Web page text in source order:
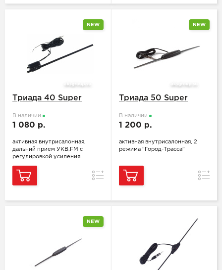
NEW
Триада 40 Super
В наличии
1 080 р.
активная внутрисалонная,
дальний прием УКВ,FM с
регулировкой усиления
Сравнение
NEW
Триада 50 Super
В наличии
1 200 р.
активная внутрисалонная, 2
режима "Город-Трасса"
NEW